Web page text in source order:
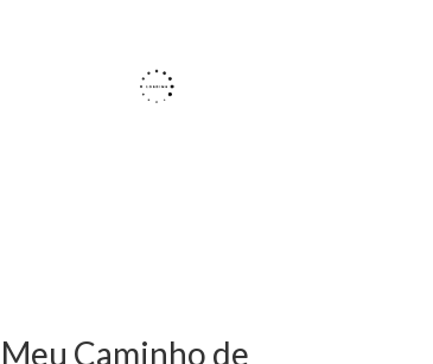
Meu Caminho de